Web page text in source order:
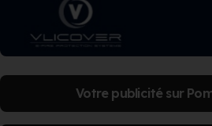
Votre publicité sur